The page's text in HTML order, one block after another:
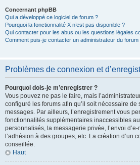
Concernant phpBB
Qui a développé ce logiciel de forum ?
Pourquoi la fonctionnalité X n’est pas disponible ?
Qui contacter pour les abus ou les questions légales
Comment puis-je contacter un administrateur du forum
Problèmes de connexion et
Pourquoi dois-je m’enregistrer ?
Vous pouvez ne pas le faire, mais
configuré les forums afin qu’il soit nécessaire de
messages. Par ailleurs, l’enregistrement vous
fonctionnalités supplémentaires inaccessibles
personnalisés, la messagerie privée, l’envoi
l’adhésion à des groupes, etc. La création d’un
conseillée.
Haut